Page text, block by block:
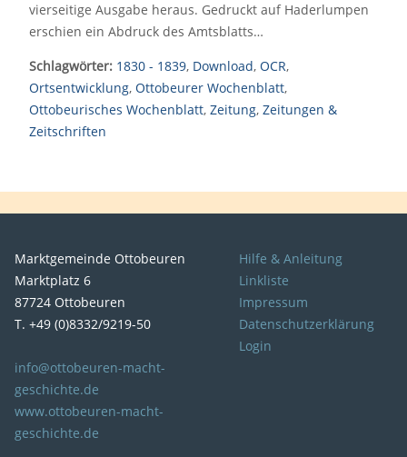
vierseitige Ausgabe heraus. Gedruckt auf Haderlumpen
erschien ein Abdruck des Amtsblatts…
Schlagwörter: 1830 - 1839, Download, OCR,
Ortsentwicklung, Ottobeurer Wochenblatt,
Ottobeurisches Wochenblatt, Zeitung, Zeitungen &
Zeitschriften
Marktgemeinde Ottobeuren
Marktplatz 6
87724 Ottobeuren
T. +49 (0)8332/9219-50
info@ottobeuren-macht-
geschichte.de
www.ottobeuren-macht-
geschichte.de
Hilfe & Anleitung
Linkliste
Impressum
Datenschutzerklärung
Login